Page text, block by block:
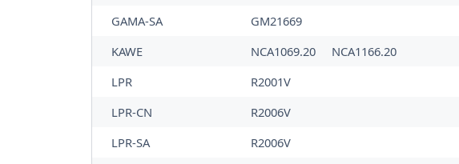
GAMA-SA
GM21669
KAWE
NCA1069.20
NCA1166.20
LPR
R2001V
LPR-CN
R2006V
LPR-SA
R2006V